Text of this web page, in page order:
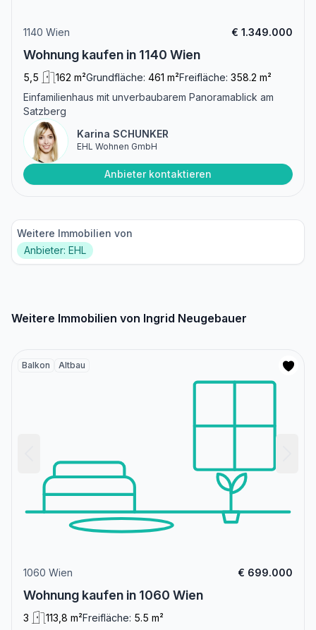
1140 Wien € 1.349.000
Wohnung kaufen in 1140 Wien
5,5 162 m²Grundfläche: 461 m²Freifläche: 358.2 m²
Einfamilienhaus mit unverbaubarem Panoramablick am
Satzberg
Karina SCHUNKER
EHL Wohnen GmbH
Anbieter kontaktieren
Weitere Immobilien von
Anbieter: EHL
Weitere Immobilien von Ingrid Neugebauer
Balkon Altbau
1060 Wien € 699.000
Wohnung kaufen in 1060 Wien
3 113,8 m²Freifläche: 5.5 m²